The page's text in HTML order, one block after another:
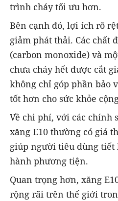
trình cháy tối ưu hơn.
Bên cạnh đó, lợi ích rõ
giảm phát thải. Các chất
(carbon monoxide) và
chưa cháy hết được cắt
không chỉ góp phần bảo
tốt hơn cho sức khỏe
Về chi phí, với các chính
xăng E10 thường có giá
giúp người tiêu dùng
hành phương tiện.
Quan trọng hơn, xăng
rộng rãi trên thế giới